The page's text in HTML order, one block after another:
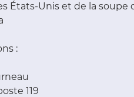
États-Unis et de la soupe
:
119